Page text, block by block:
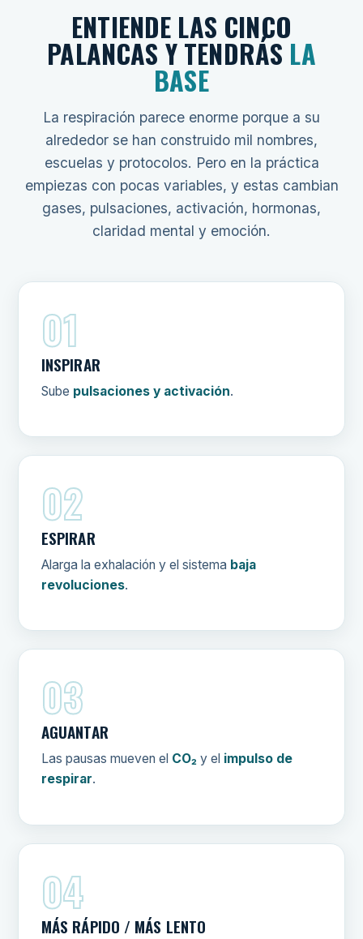
ENTIENDE LAS CINCO
PALANCAS Y TENDRÁS LA
BASE
La respiración parece enorme porque a su
alrededor se han construido mil nombres,
escuelas y protocolos. Pero en la práctica
empiezas con pocas variables, y estas cambian
gases, pulsaciones, activación, hormonas,
claridad mental y emoción.
01
INSPIRAR
Sube pulsaciones y activación.
02
ESPIRAR
Alarga la exhalación y el sistema baja
revoluciones.
03
AGUANTAR
Las pausas mueven el CO₂ y el impulso de
respirar.
04
MÁS RÁPIDO / MÁS LENTO